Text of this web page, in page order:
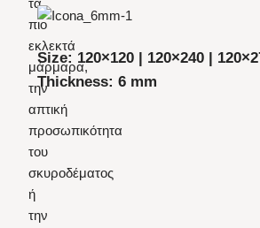
τα
πιο
εκλεκτά
μάρμαρα,
την
απτική
προσωπικότητα
του
σκυροδέματος
ή
την
Size: 120×120 | 120×240 |
Thickness: 6 mm